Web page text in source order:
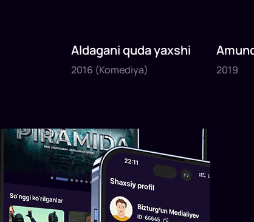
2016
1x82daq.
Aldagani quda yaxshi
2016 (Komediya)
2019
1x120
2019